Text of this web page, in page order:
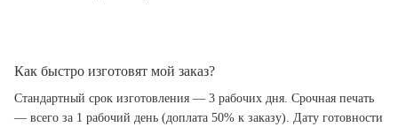
Как быстро изготовят мой заказ?
Стандартный срок изготовления — 3 рабочих дня. Срочная печать
— всего за 1 рабочий день (доплата 50% к заказу). Дату готовности